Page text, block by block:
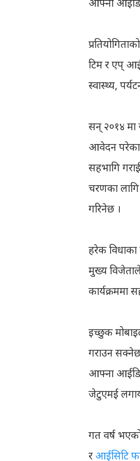
आफ्ना
टिम र एप्
स्वास्थ्य,
सन् २०१४
आवेदन परेका
सहभागि
चरणका लागि
गरिनेछ ।
हरेक
मुख्य
कार्यक्रममा
इच्छुक
गराउन
आफ्ना
जेटुएमई
गत वर्ष
र आईसिटि